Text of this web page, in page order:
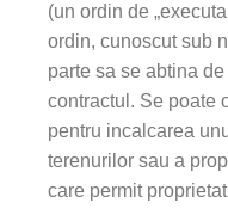
(un ordin de
ordin, cunoscut sub
parte sa se abtina
contractul. Se poate
pentru incalcarea
terenurilor sau a
care permit